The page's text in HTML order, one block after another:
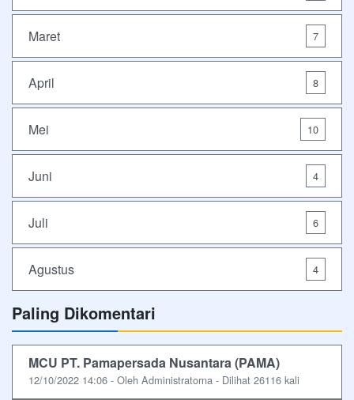
Maret 7
April 8
Mei 10
Juni 4
Juli 6
Agustus 4
Paling Dikomentari
MCU PT. Pamapersada Nusantara (PAMA)
12/10/2022 14:06 - Oleh Administratorna - Dilihat 26116 kali